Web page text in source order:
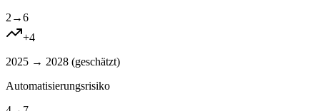
2 →6
+4
2025 → 2028 (geschätzt)
Automatisierungsrisiko